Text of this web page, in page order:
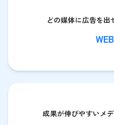
どの媒体に広告を
成果が伸びやすいメ